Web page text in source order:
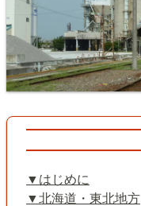
はじめに
北海道・東北地方